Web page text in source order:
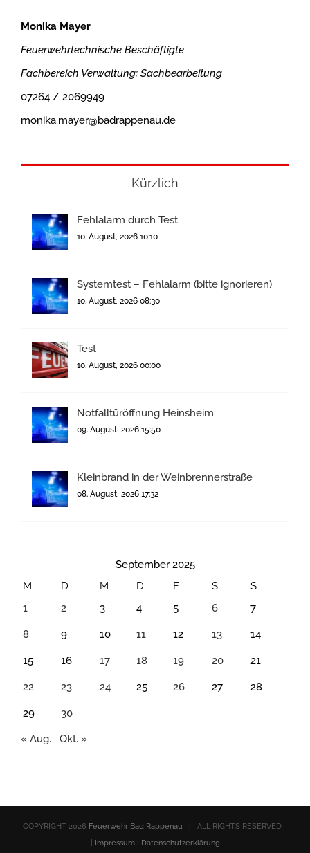
Monika Mayer
Feuerwehrtechnische Beschäftigte
Fachbereich Verwaltung; Sachbearbeitung
07264 / 2069949
monika.mayer@badrappenau.de
Kürzlich
Fehlalarm durch Test
10. August, 2026 10:10
Systemtest – Fehlalarm (bitte ignorieren)
10. August, 2026 08:30
Test
10. August, 2026 00:00
Notfalltüröffnung Heinsheim
09. August, 2026 15:50
Kleinbrand in der Weinbrennerstraße
08. August, 2026 17:32
September 2025
M
D M D F S
S
1
2 3 4 5 6 7
8 9 10 11 12 13 14
15 16 17 18 19 20 21
22 23 24 25 26 27 28
29 30
« Aug. Okt. »
COPYRIGHT 2026 Feuerwehr Bad Rappenau | ALL RIGHTS RESERVED
Impressum Datenschutzerklärung